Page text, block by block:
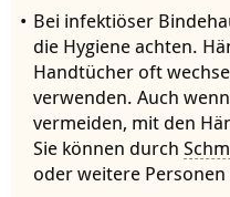
Bei infektiöser
die Hygiene achten.
Handtücher oft
verwenden. Auch
vermeiden, mit den
Sie können durch
oder weitere Personen